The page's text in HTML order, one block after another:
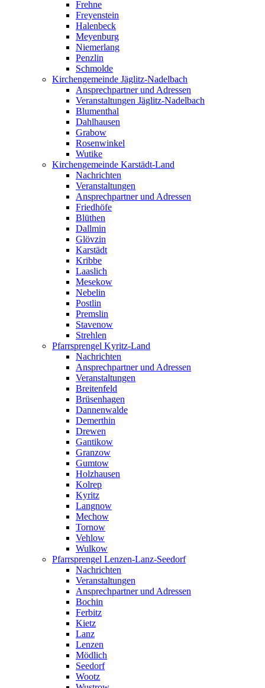
Frehne
Freyenstein
Halenbeck
Meyenburg
Niemerlang
Penzlin
Schmolde
Kirchengemeinde Jäglitz-Nadelbach
Ansprechpartner und Adressen
Veranstaltungen Jäglitz-Nadelbach
Blumenthal
Dahlhausen
Grabow
Rosenwinkel
Wutike
Kirchengemeinde Karstädt-Land
Nachrichten
Veranstaltungen
Ansprechpartner und Adressen
Friedhöfe
Blüthen
Dallmin
Glövzin
Karstädt
Kribbe
Laaslich
Mesekow
Nebelin
Postlin
Premslin
Stavenow
Strehlen
Pfarrsprengel Kyritz-Land
Nachrichten
Ansprechpartner und Adressen
Veranstaltungen
Breitenfeld
Brüsenhagen
Dannenwalde
Demerthin
Drewen
Gantikow
Granzow
Gumtow
Holzhausen
Kolrep
Kyritz
Langnow
Mechow
Tornow
Vehlow
Wulkow
Pfarrsprengel Lenzen-Lanz-Seedorf
Nachrichten
Veranstaltungen
Ansprechpartner und Adressen
Bochin
Ferbitz
Kietz
Lanz
Lenzen
Mödlich
Seedorf
Wootz